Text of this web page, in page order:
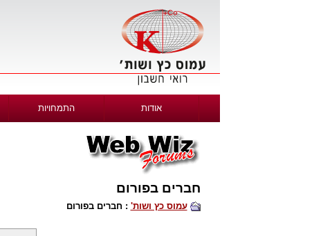
אודות התמחויות
חברים בפורום
עמוס כץ ושות' : חברים בפורום